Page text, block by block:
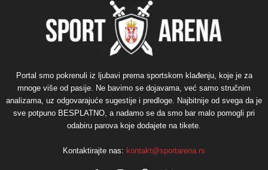
Portal smo pokrenuli iz ljubavi prema sportskom klađenju, koje je za
mnoge više od pasije. Ne bavimo se dojavama, već samo stručnim
analizama, uz odgovarajuće sugestije i predloge. Najbitnije od svega da je
sve potpuno BESPLATNO, a nadamo se da smo bar malo pomogli pri
odabiru parova koje dodajete na tikete.
Kontaktirajte nas: kontakt@sportarena.rs